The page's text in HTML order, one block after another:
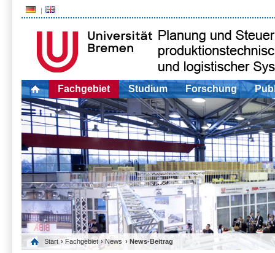
Fachgebiet Studium Forschung
Start › Fachgebiet › News › News-Beitrag